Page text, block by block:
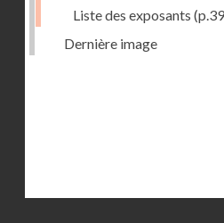
Liste des exposants
Dernière image